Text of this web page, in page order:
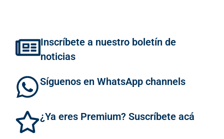
Inscríbete a nuestro boletín de
noticias
Síguenos en WhatsApp channels
¿Ya eres Premium? Suscríbete acá